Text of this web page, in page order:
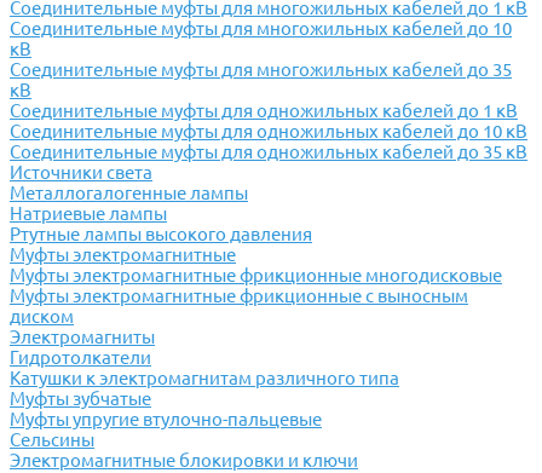
Соединительные муфты для многожильных кабелей до 1 кВ
Соединительные муфты для многожильных кабелей до 10
кВ
Соединительные муфты для многожильных кабелей до 35
кВ
Соединительные муфты для одножильных кабелей до 1 кВ
Соединительные муфты для одножильных кабелей до 10 кВ
Соединительные муфты для одножильных кабелей до 35 кВ
Источники света
Металлогалогенные лампы
Натриевые лампы
Ртутные лампы высокого давления
Муфты электромагнитные
Муфты электромагнитные фрикционные многодисковые
Муфты электромагнитные фрикционные с выносным
диском
Электромагниты
Гидротолкатели
Катушки к электромагнитам различного типа
Муфты зубчатые
Муфты упругие втулочно-пальцевые
Сельсины
Электромагнитные блокировки и ключи